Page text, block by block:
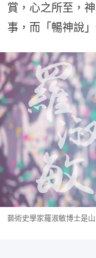
賞，心之所至，
事，而「暢神說
藝術史學家羅淑敏博士是